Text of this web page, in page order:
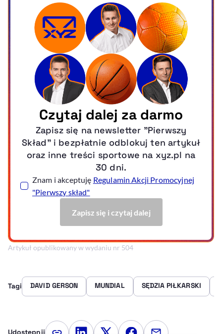
Artykuł opublikowany w wydaniu nr 504
Tagi DAVID GERSON MUNDIAL SĘDZIA PIŁKARSKI
Udostępnij